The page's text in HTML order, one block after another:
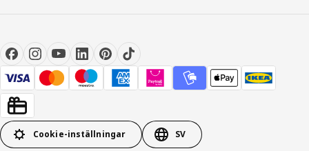
Cookie-inställningar SV